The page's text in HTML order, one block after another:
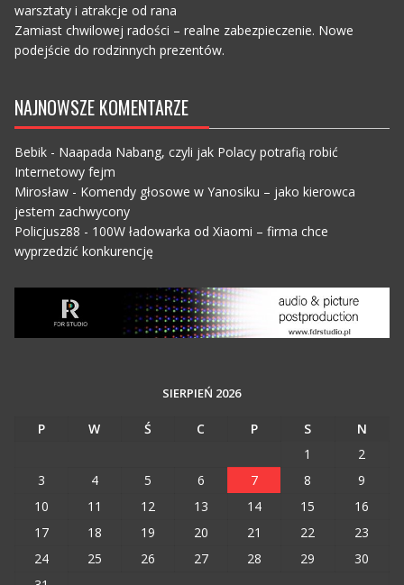
warsztaty i atrakcje od rana
Zamiast chwilowej radości – realne zabezpieczenie. Nowe
podejście do rodzinnych prezentów.
NAJNOWSZE KOMENTARZE
Bebik- Naapada Nabang, czyli jak Polacy potrafią robić
Internetowy fejm
Mirosław- Komendy głosowe w Yanosiku – jako kierowca
jestem zachwycony
Policjusz88 - 100W ładowarka od Xiaomi – firma chce
wyprzedzić konkurencję
SIERPIEŃ 2026
P W Ś C P S
N
1
2
3
4 5 6 7 8
9
10
11 12 13 14 15
16
17
18 19 20 21 22
23
24
25 26 27 28 29
30